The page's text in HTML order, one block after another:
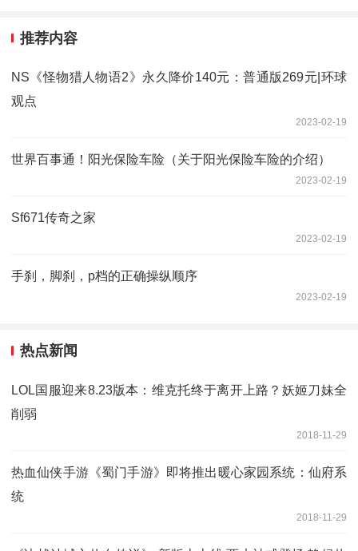
推荐内容
NS《怪物猎人物语2》永久降价140元：普通版269元|环球
观点
2023-02-19
世界百事通！阳光保险车险（关于阳光保险车险的介绍）
2023-02-19
Sf671传奇之家
2023-02-19
手刹，脚刹，p档的正确操纵顺序
2023-02-19
热点新闻
LOL国服迎来8.23版本：维克托终于离开上路？妖姬刀妹全
削弱
2018-11-29
热血仙侠手游《蜀门手游》即将推出暖心家园系统：仙府系
统
2018-11-29